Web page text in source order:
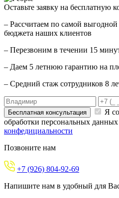
Оставьте заявку на бесплатную
– Рассчитаем по самой выгодной
бюджета наших клиентов
– Перезвоним в течении 15
– Даем 5 летнюю гарантию на
– Средний стаж сотрудников 8
Я
обработки персональных
конфедициальности
Позвоните нам
+7 (926) 804-92-69
Напишите нам в удобный для